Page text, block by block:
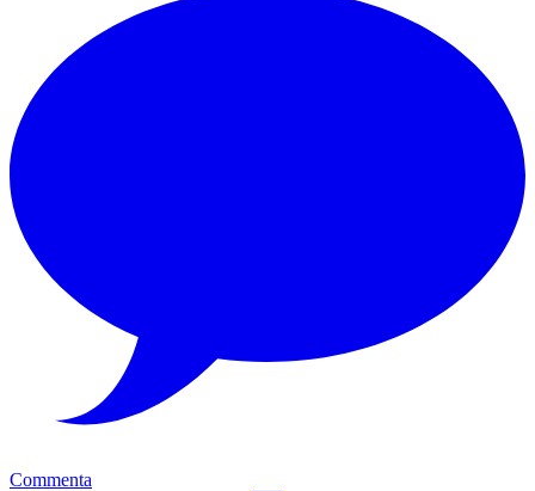
Commenta